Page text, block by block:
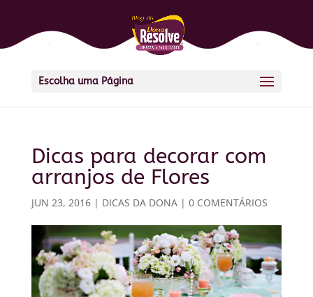
Escolha uma Página
Dicas para decorar com
arranjos de Flores
JUN 23, 2016| DICAS DA DONA| 0 COMENTÁRIOS